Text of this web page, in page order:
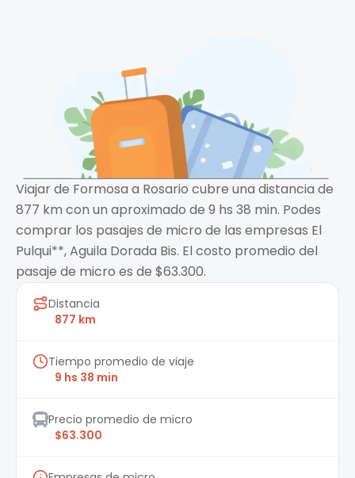
Viajar de Formosa a Rosario cubre una distancia de
877 km con un aproximado de 9 hs 38 min. Podes
comprar los pasajes de micro de las empresas El
Pulqui**, Aguila Dorada Bis. El costo promedio del
pasaje de micro es de $63.300.
Distancia
877 km
Tiempo promedio de viaje
9 hs 38 min
Precio promedio de micro
$63.300